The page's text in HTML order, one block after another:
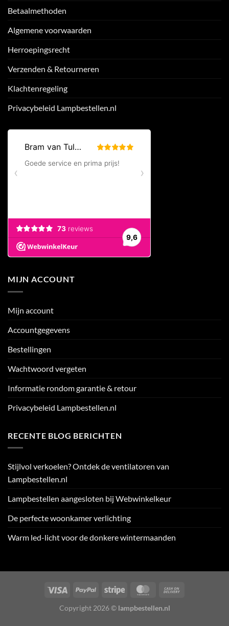
Betaalmethoden
Algemene voorwaarden
Herroepingsrecht
Verzenden & Retourneren
Klachtenregeling
Privacybeleid Lampbestellen.nl
MIJN ACCOUNT
Mijn account
Accountgegevens
Bestellingen
Wachtwoord vergeten
Informatie rondom garantie & retour
Privacybeleid Lampbestellen.nl
RECENTE BLOG BERICHTEN
Stijlvol verkoelen? Ontdek de ventilatoren van
Lampbestellen.nl
Lampbestellen aangesloten bij Webwinkelkeur
De perfecte woonkamer verlichting
Warm led-licht voor de donkere wintermaanden
Visa PayPal Stripe MasterCard
Copyright 2026 © lampbestellen.nl